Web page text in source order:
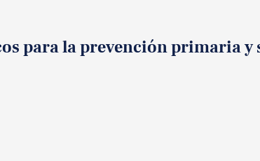
para la prevención primaria y